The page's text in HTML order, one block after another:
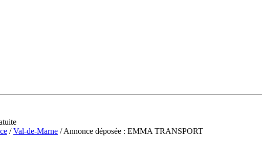
/Val-de-Marne / Annonce déposée : EMMA TRANSPORT